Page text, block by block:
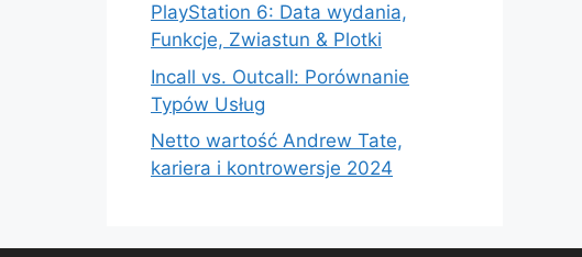
PlayStation 6: Data wydania,
Funkcje, Zwiastun & Plotki
Incall vs. Outcall: Porównanie
Typów Usług
Netto wartość Andrew Tate,
kariera i kontrowersje 2024